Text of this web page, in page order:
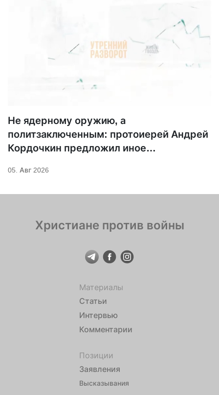
Не ядерному оружию, а
политзаключенным: протоиерей Андрей
Кордочкин предложил иное
Саровского
05. Авг 2026
Христиане против войны
Материалы
Статьи
Интервью
Комментарии
Позиции
Заявления
Высказывания